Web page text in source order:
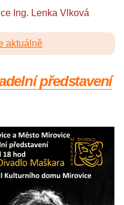
Ing. Lenka Vlková
aktuálně
představení